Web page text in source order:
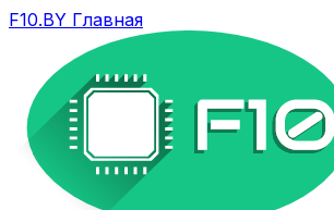
F10.BY Главная